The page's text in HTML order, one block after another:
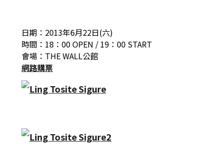
日期：2013年6月22日(六)
時間：18：00 OPEN / 19：00 START
會場：THE WALL公館
網路購票